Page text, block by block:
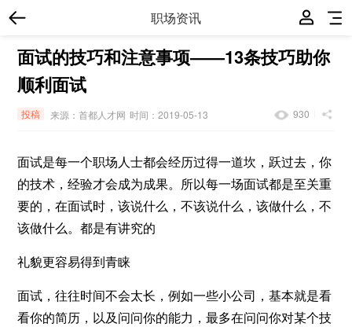
职场资讯
面试的技巧和注意事项——13条技巧助你
顺利面试
930
投稿 来源：首都人才网 时间：2019-05-13
面试是每一个职场人士都会经历过得一道坎，跃过去，你
的技术，经验才会成为成果。所以每一场面试都是至关重
要的，在面试时，该说什么，不该说什么，该做什么，不
该做什么。都是有讲究的
礼貌更容易得到青睐
面试，往往时间不会太长，例如一些小公司，基本就是看
看你的简历，以及问问你的能力，最多在问问你对某个技